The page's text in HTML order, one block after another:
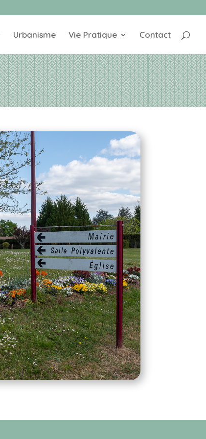
Urbanisme Vie Pratique Contact